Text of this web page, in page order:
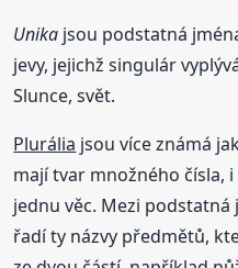
Unika jsou podstatná
jevy, jejichž singulár
Slunce, svět.
Plurália jsou více známá
mají tvar množného čísla,
jednu věc. Mezi
řadí ty názvy předmětů,